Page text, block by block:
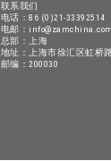
联系我们
电话：86 (0)21-33392514
电邮：info@zamchina.com
总部：上海
地址：上海市徐汇区虹桥
邮编：200030